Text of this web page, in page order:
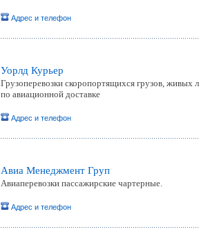
Адрес и телефон
Уорлд Курьер
Грузоперевозки скоропортящихся грузов,
по авиационной доставке
Адрес и телефон
Авиа Менеджмент Груп
Авиаперевозки пассажирские чартерные.
Адрес и телефон